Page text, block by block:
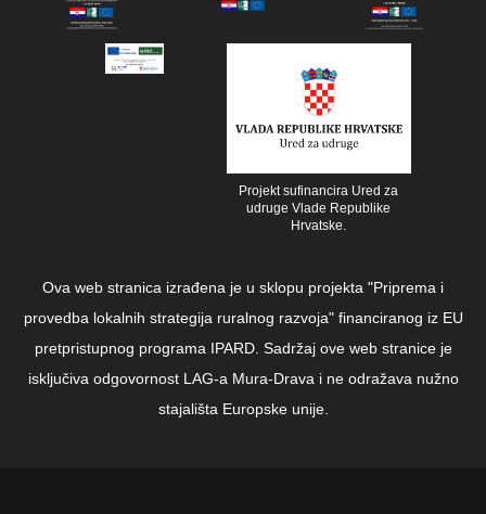
Projekt sufinancira Ured za
udruge Vlade Republike
Hrvatske.
Ova web stranica izrađena je u sklopu projekta "Priprema i
provedba lokalnih strategija ruralnog razvoja" financiranog iz EU
pretpristupnog programa IPARD. Sadržaj ove web stranice je
isključiva odgovornost LAG-a Mura-Drava i ne odražava nužno
stajališta Europske unije.